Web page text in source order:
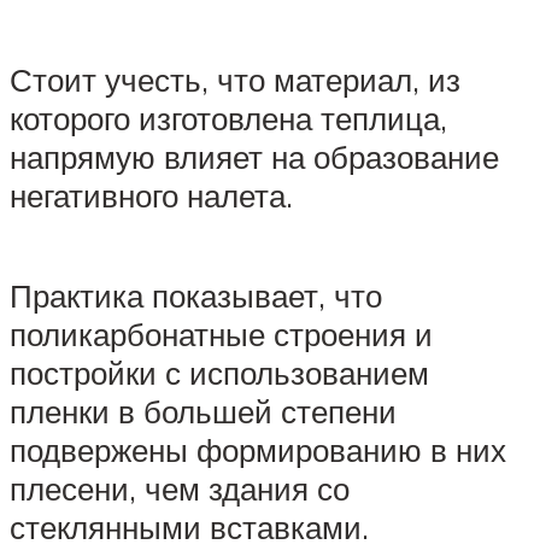
Стоит учесть, что материал, из
которого изготовлена теплица,
напрямую влияет на образование
негативного налета.
Практика показывает, что
поликарбонатные строения и
постройки с использованием
пленки в большей степени
подвержены формированию в них
плесени, чем здания со
стеклянными вставками.